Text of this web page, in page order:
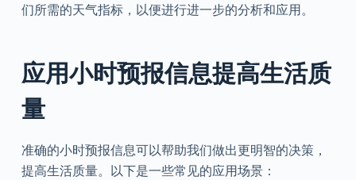
们所需的天气指标，以便进行进一步的分析和应用。
应用小时预报信息提高生活质
量
准确的小时预报信息可以帮助我们做出更明智的决策，
提高生活质量。以下是一些常见的应用场景：